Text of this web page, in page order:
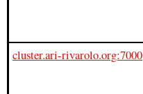
cluster.ari-rivarolo.org:7000